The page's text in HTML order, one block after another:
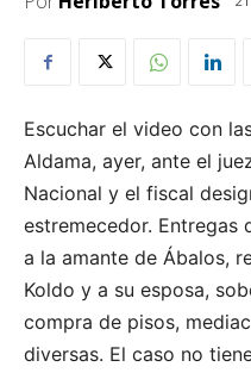
Escuchar el video con
Aldama, ayer, ante el
Nacional y el fiscal
estremecedor. Entregas
a la amante de Ábalos,
Koldo y a su esposa,
compra de pisos,
diversas. El caso no